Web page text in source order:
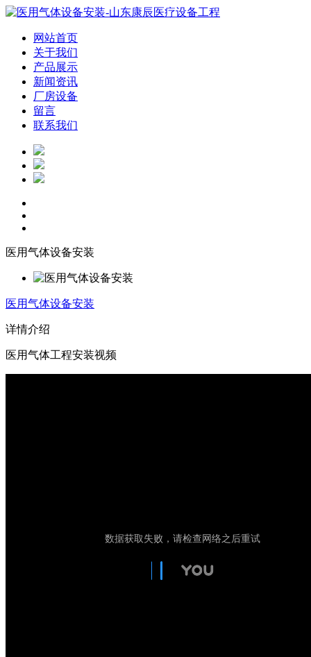
网站首页
关于我们
产品展示
新闻资讯
厂房设备
留言
联系我们
医用气体设备安装
医用气体设备安装
详情介绍
医用气体工程安装视频